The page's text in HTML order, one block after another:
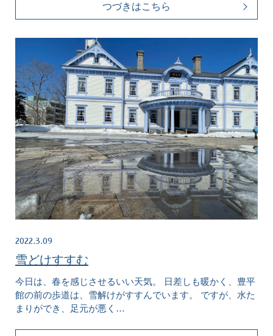
つづきはこちら
2022.3.09
雪どけすすむ
今日は、春を感じさせるいい天気。 日差しも暖かく、豊平
館の前の歩道は、雪解けがすすんでいます。 ですが、水た
まりができ、足元が悪く…